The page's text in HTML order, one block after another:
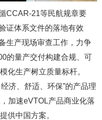
CCAR-21等民航规章要
证体系文件的落地有效
生产现场审查工作，力争
的量产交付构建合规、可
化生产树立质量标杆。
济、舒适、环保”的产品理
加速eVTOL产品商业化落
供中国方案。